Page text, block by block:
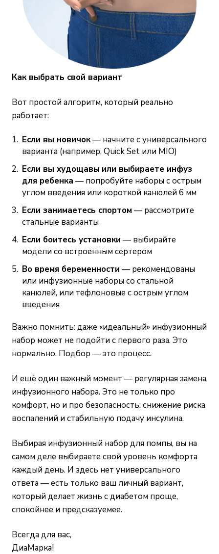
Как выбрать свой вариант
Вот простой алгоритм, который реально
работает:
Если вы новичок— начните с универсального
варианта (например, Quick Set или MIO)
Если вы худощавы или выбираете инфуз
для ребенка — попробуйте наборы с острым
углом введения или короткой канюлей 6 мм
Если занимаетесь спортом— рассмотрите
стальные варианты
Если боитесь установки — выбирайте
модели со встроенным сертером
Во время беременности — рекомендованы
или инфузионные наборы со стальной
канюлей, или тефлоновые с острым углом
введения
Важно помнить: даже «идеальный» инфузионный
набор может не подойти с первого раза. Это
нормально. Подбор — это процесс.
И ещё один важный момент — регулярная замена
инфузионного набора. Это не только про
комфорт, но и про безопасность: снижение риска
воспалений и стабильную подачу инсулина.
Выбирая инфузионный набор для помпы, вы на
самом деле выбираете свой уровень комфорта
каждый день. И здесь нет универсального
ответа — есть только ваш личный вариант,
который делает жизнь с диабетом проще,
спокойнее и предсказуемее.
Всегда для вас,
ДиаМарка!